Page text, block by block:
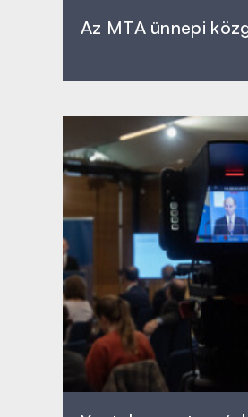
Az MTA ünnepi